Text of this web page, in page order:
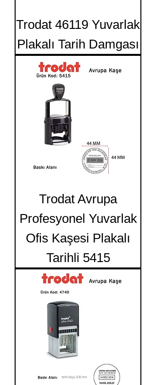
Trodat 46119 Yuvarlak
Plakalı Tarih Damgası
Trodat Avrupa
Profesyonel Yuvarlak
Ofis Kaşesi Plakalı
Tarihli 5415